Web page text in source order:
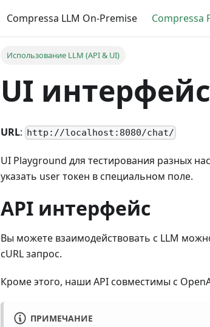
Compressa LLM On-Premise Сompressa
Использование LLM (API & UI)
UI интерфейс
URL: http://localhost:8080/chat/
UI Playground для тестирования разных
указать user токен в специальном поле.
API интерфейс
Вы можете взаимодействовать с LLM
cURL запрос.
Кроме этого, наши API совместимы с
ПРИМЕЧАНИЕ